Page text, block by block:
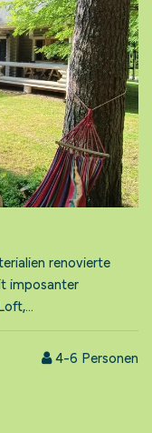
renovierte
imposanter
4-6 Personen